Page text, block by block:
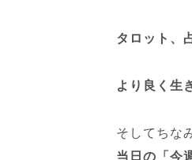
タロット、
より良く生
そしてちな
当日の「今